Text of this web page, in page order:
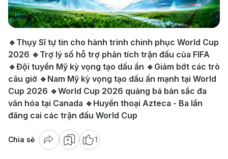
Video
🔹Thụy Sĩ tự tin cho hành trình chinh phục World Cup
2026 🔹Trợ lý số hỗ trợ phân tích trận đấu của FIFA
🔹Đội tuyển Mỹ kỳ vọng tạo dấu ấn 🔹Giảm bớt các trò
câu giờ 🔹Nam Mỹ kỳ vọng tạo dấu ấn mạnh tại World
Cup 2026 🔹World Cup 2026 quảng bá bản sắc đa
văn hóa tại Canada 🔹Huyền thoại Azteca - Ba lần
đăng cai các trận đấu World Cup
Chia sẻ 1